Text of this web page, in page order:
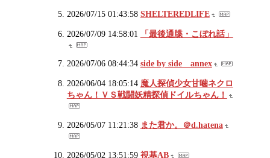
2026/07/15 01:43:58 SHELTEREDLIFE
2026/07/09 14:58:01 「最後通牒・こぼれ話」
2026/07/06 08:44:34 side by side annex
2026/06/04 18:05:14 魔人探偵少女甘噛ネクロ
ちゃん！ＶＳ戦闘妖精探偵ドイルちゃん！
2026/05/07 11:21:38 また君か。＠d.hatena
2026/05/02 13:51:59 視基AB